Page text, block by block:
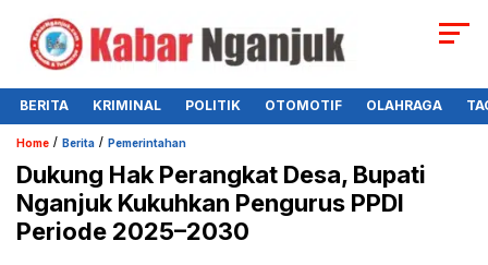
BERITA KRIMINAL POLITIK OTOMOTIF OLAHRAGA
Home / Berita / Pemerintahan
Dukung Hak Perangkat Desa, Bupati
Nganjuk Kukuhkan Pengurus PPDI
Periode 2025–2030